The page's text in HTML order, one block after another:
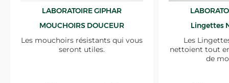
LABORATOIRE GIPHAR
MOUCHOIRS DOUCEUR
Les mouchoirs résistants qui vous
seront utiles.
Lingettes
Les
nettoient tout
de